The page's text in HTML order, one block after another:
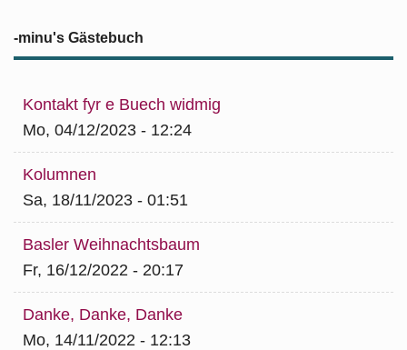
-minu's Gästebuch
Kontakt fyr e Buech widmig
Mo, 04/12/2023 - 12:24
Kolumnen
Sa, 18/11/2023 - 01:51
Basler Weihnachtsbaum
Fr, 16/12/2022 - 20:17
Danke, Danke, Danke
Mo, 14/11/2022 - 12:13